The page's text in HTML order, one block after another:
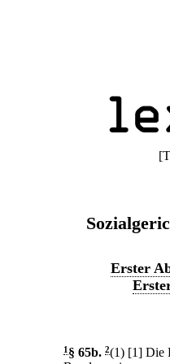
[
Erster
1 § 65b. 2(1) [1] Die